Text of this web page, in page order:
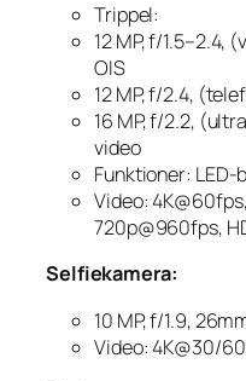
Trippel:
12 MP, f/1.5–2.4,
OIS
12 MP, f/2.4,
16 MP, f/2.2,
video
Funktioner:
Video:
720p@960fps,
Selfiekamera:
10 MP, f/1.9,
Video: 4K@30/